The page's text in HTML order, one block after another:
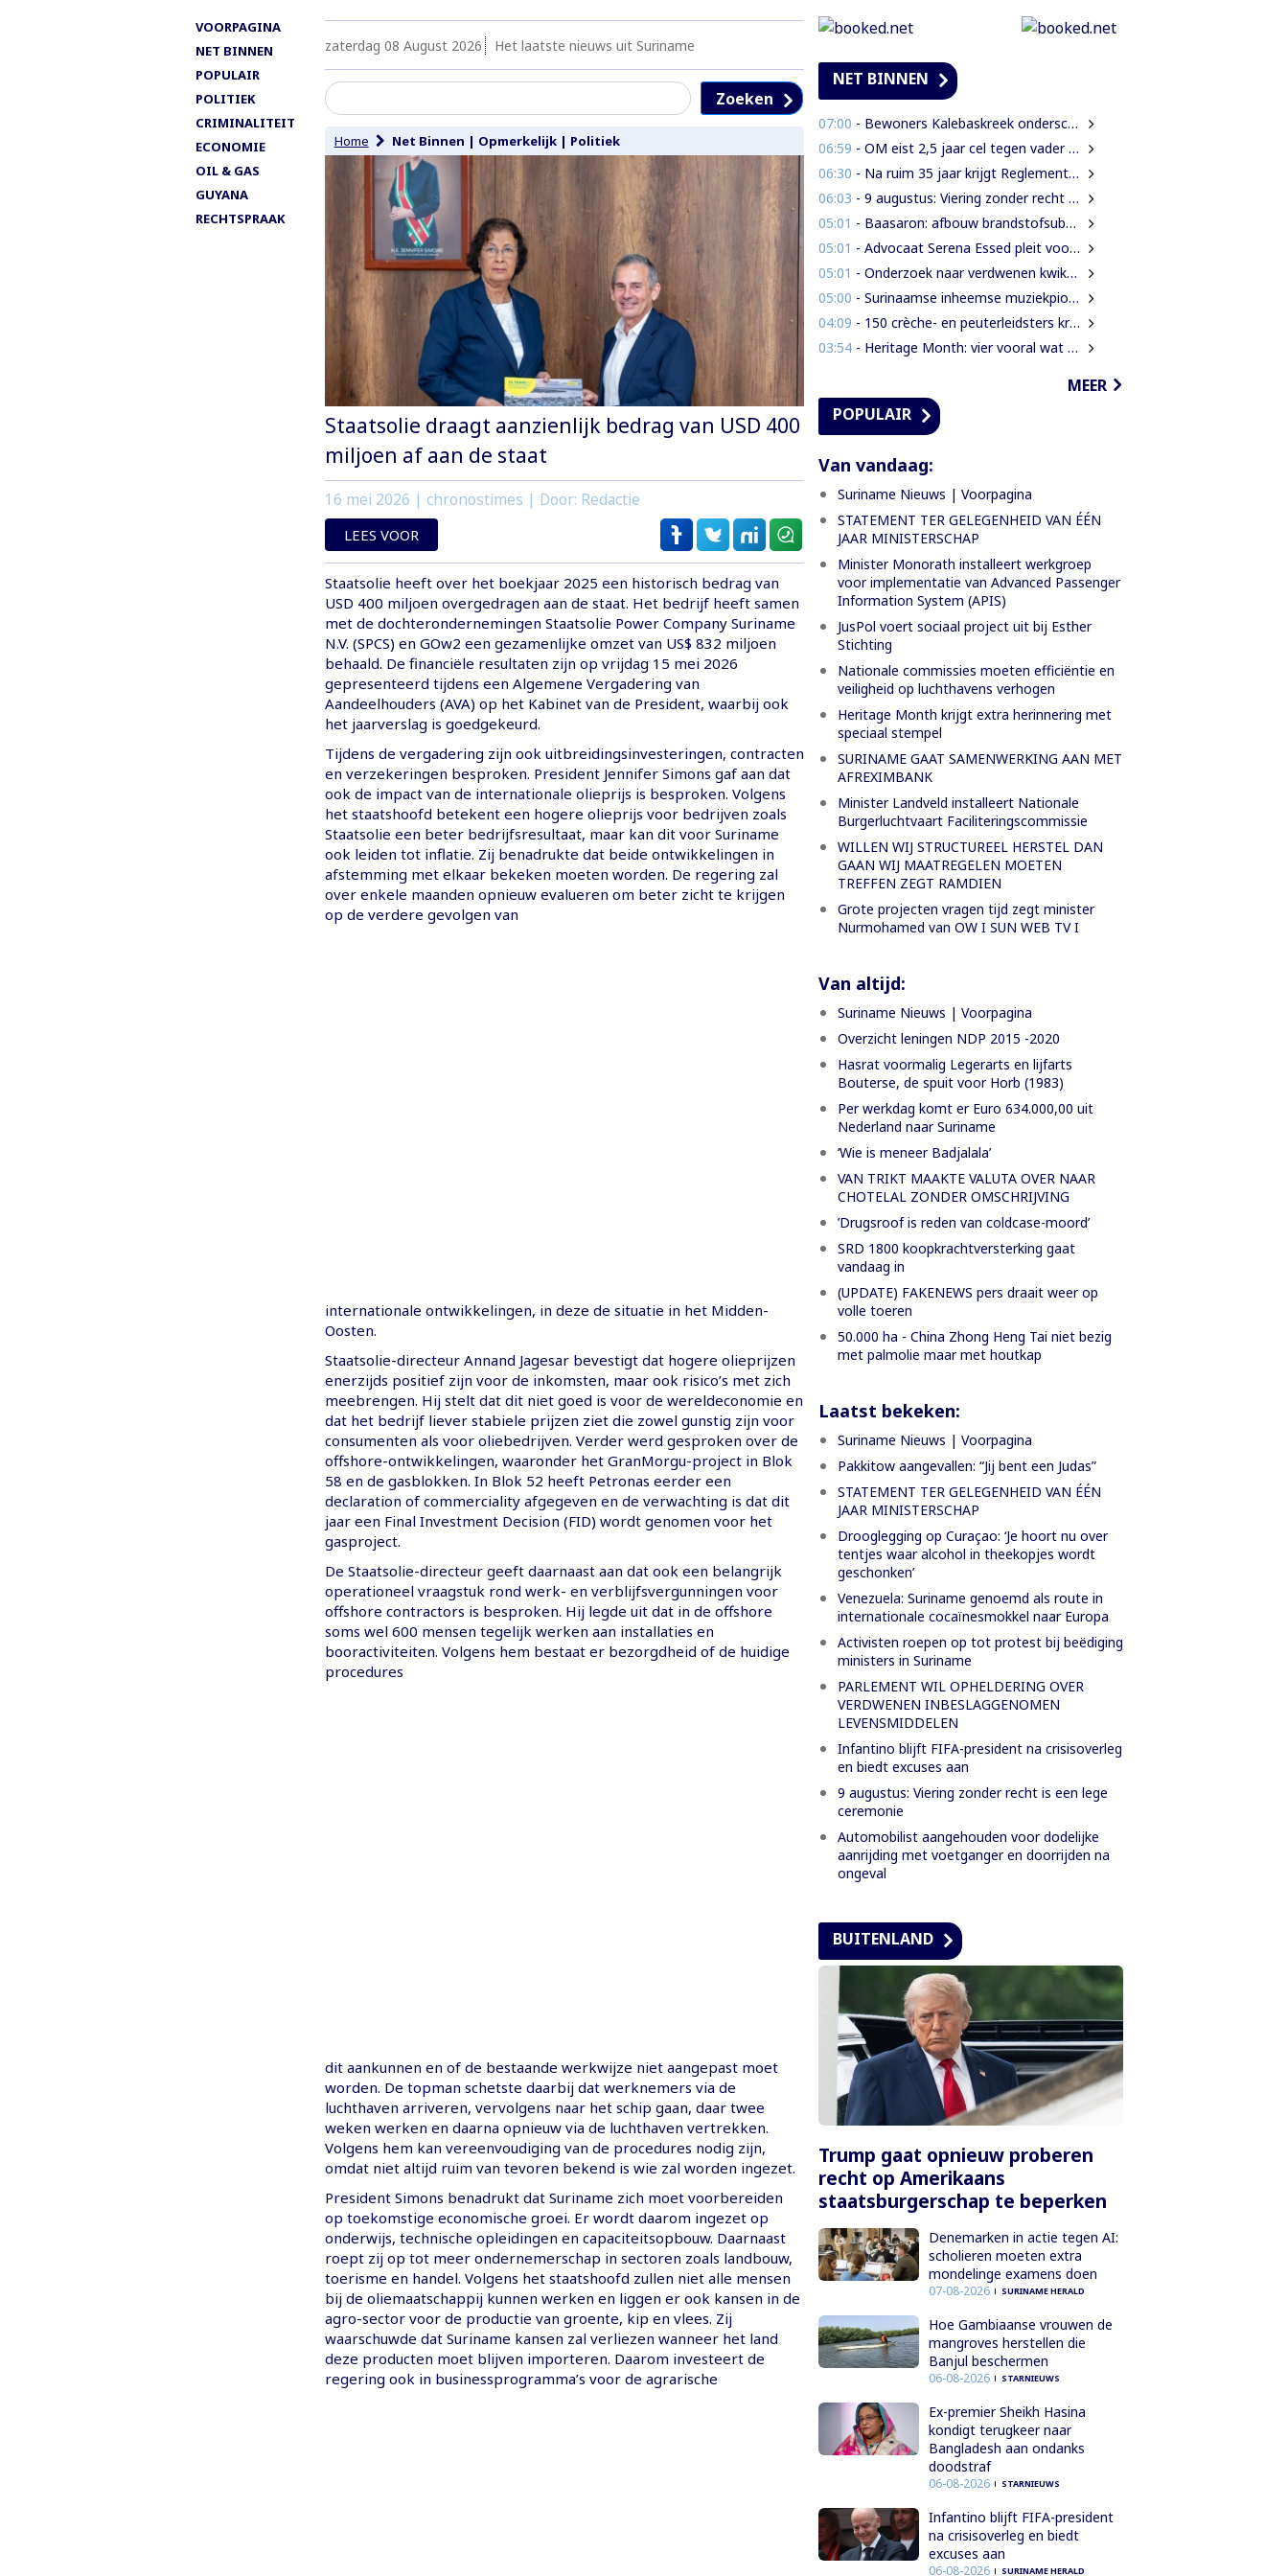
VOORPAGINA
NET BINNEN
POPULAIR
POLITIEK
CRIMINALITEIT
ECONOMIE
OIL & GAS
GUYANA
RECHTSPRAAK
zaterdag 08 August 2026 Het laatste nieuws uit Suriname
Zoeken
Home Net Binnen | Opmerkelijk| Politiek
Staatsolie draagt aanzienlijk bedrag van USD 400
miljoen af aan de staat
16 mei 2026 | chronostimes | Door: Redactie
LEES VOOR
Staatsolie heeft over het boekjaar 2025 een historisch bedrag van
USD 400 miljoen overgedragen aan de staat. Het bedrijf heeft samen
met de dochterondernemingen Staatsolie Power Company Suriname
N.V. (SPCS) en GOw2 een gezamenlijke omzet van US$ 832 miljoen
behaald. De financiële resultaten zijn op vrijdag 15 mei 2026
gepresenteerd tijdens een Algemene Vergadering van
Aandeelhouders (AVA) op het Kabinet van de President, waarbij ook
het jaarverslag is goedgekeurd.
Tijdens de vergadering zijn ook uitbreidingsinvesteringen, contracten
en verzekeringen besproken. President Jennifer Simons gaf aan dat
ook de impact van de internationale olieprijs is besproken. Volgens
het staatshoofd betekent een hogere olieprijs voor bedrijven zoals
Staatsolie een beter bedrijfsresultaat, maar kan dit voor Suriname
ook leiden tot inflatie. Zij benadrukte dat beide ontwikkelingen in
afstemming met elkaar bekeken moeten worden. De regering zal
over enkele maanden opnieuw evalueren om beter zicht te krijgen
op de verdere gevolgen van
internationale ontwikkelingen, in deze de situatie in het Midden-
Oosten.
Staatsolie-directeur Annand Jagesar bevestigt dat hogere olieprijzen
enerzijds positief zijn voor de inkomsten, maar ook risico’s met zich
meebrengen. Hij stelt dat dit niet goed is voor de wereldeconomie en
dat het bedrijf liever stabiele prijzen ziet die zowel gunstig zijn voor
consumenten als voor oliebedrijven. Verder werd gesproken over de
offshore-ontwikkelingen, waaronder het GranMorgu-project in Blok
58 en de gasblokken. In Blok 52 heeft Petronas eerder een
declaration of commerciality afgegeven en de verwachting is dat dit
jaar een Final Investment Decision (FID) wordt genomen voor het
gasproject.
De Staatsolie-directeur geeft daarnaast aan dat ook een belangrijk
operationeel vraagstuk rond werk- en verblijfsvergunningen voor
offshore contractors is besproken. Hij legde uit dat in de offshore
soms wel 600 mensen tegelijk werken aan installaties en
booractiviteiten. Volgens hem bestaat er bezorgdheid of de huidige
procedures
dit aankunnen en of de bestaande werkwijze niet aangepast moet
worden. De topman schetste daarbij dat werknemers via de
luchthaven arriveren, vervolgens naar het schip gaan, daar twee
weken werken en daarna opnieuw via de luchthaven vertrekken.
Volgens hem kan vereenvoudiging van de procedures nodig zijn,
omdat niet altijd ruim van tevoren bekend is wie zal worden ingezet.
President Simons benadrukt dat Suriname zich moet voorbereiden
op toekomstige economische groei. Er wordt daarom ingezet op
onderwijs, technische opleidingen en capaciteitsopbouw. Daarnaast
roept zij op tot meer ondernemerschap in sectoren zoals landbouw,
toerisme en handel. Volgens het staatshoofd zullen niet alle mensen
bij de oliemaatschappij kunnen werken en liggen er ook kansen in de
agro-sector voor de productie van groente, kip en vlees. Zij
waarschuwde dat Suriname kansen zal verliezen wanneer het land
deze producten moet blijven importeren. Daarom investeert de
regering ook in businessprogramma’s voor de agrarische
NET BINNEN
07:00 - Bewoners Kalebaskreek onderscheppen buitenlanders met illegaal geweer en communicatieapparatuur
06:59 - OM eist 2,5 jaar cel tegen vader voor mishandeling en verwaarlozing van gezin
06:30 - Na ruim 35 jaar krijgt Reglement van Orde DNA grondige herziening
06:03 - 9 augustus: Viering zonder recht is een lege ceremonie
05:01 - Baasaron: afbouw brandstofsubsidie op termijn onvermijdelijk
05:01 - Advocaat Serena Essed pleit voor derde beroepsinstantie onder gezag van CCJ
05:01 - Onderzoek naar verdwenen kwik nog altijd zonder resultaat
05:00 - Surinaamse inheemse muziekpionier Kariñha Basi krijgt oeuvreprijs in Rotterdam
04:09 - 150 crèche- en peuterleidsters krijgen training in verkeerseducatie
03:54- Heritage Month: vier vooral wat jij bent?
MEER
POPULAIR
Van vandaag:
Suriname Nieuws | Voorpagina
STATEMENT TER GELEGENHEID VAN ÉÉN
JAAR MINISTERSCHAP
Minister Monorath installeert werkgroep
voor implementatie van Advanced Passenger
Information System (APIS)
JusPol voert sociaal project uit bij Esther
Stichting
Nationale commissies moeten efficiëntie en
veiligheid op luchthavens verhogen
Heritage Month krijgt extra herinnering met
speciaal stempel
SURINAME GAAT SAMENWERKING AAN MET
AFREXIMBANK
Minister Landveld installeert Nationale
Burgerluchtvaart Faciliteringscommissie
WILLEN WIJ STRUCTUREEL HERSTEL DAN
GAAN WIJ MAATREGELEN MOETEN
TREFFEN ZEGT RAMDIEN
Grote projecten vragen tijd zegt minister
Nurmohamed van OW I SUN WEB TV I
Van altijd:
Suriname Nieuws | Voorpagina
Overzicht leningen NDP 2015 -2020
Hasrat voormalig Legerarts en lijfarts
Bouterse, de spuit voor Horb (1983)
Per werkdag komt er Euro 634.000,00 uit
Nederland naar Suriname
‘Wie is meneer Badjalala’
VAN TRIKT MAAKTE VALUTA OVER NAAR
CHOTELAL ZONDER OMSCHRIJVING
’Drugsroof is reden van coldcase-moord’
SRD 1800 koopkrachtversterking gaat
vandaag in
(UPDATE) FAKENEWS pers draait weer op
volle toeren
50.000 ha - China Zhong Heng Tai niet bezig
met palmolie maar met houtkap
Laatst bekeken:
Suriname Nieuws | Voorpagina
Pakkitow aangevallen: “Jij bent een Judas”
STATEMENT TER GELEGENHEID VAN ÉÉN
JAAR MINISTERSCHAP
Drooglegging op Curaçao: ‘Je hoort nu over
tentjes waar alcohol in theekopjes wordt
geschonken’
Venezuela: Suriname genoemd als route in
internationale cocaïnesmokkel naar Europa
Activisten roepen op tot protest bij beëdiging
ministers in Suriname
PARLEMENT WIL OPHELDERING OVER
VERDWENEN INBESLAGGENOMEN
LEVENSMIDDELEN
Infantino blijft FIFA-president na crisisoverleg
en biedt excuses aan
9 augustus: Viering zonder recht is een lege
ceremonie
Automobilist aangehouden voor dodelijke
aanrijding met voetganger en doorrijden na
ongeval
BUITENLAND
Trump gaat opnieuw proberen
recht op Amerikaans
staatsburgerschap te beperken
Denemarken in actie tegen AI:
scholieren moeten extra
mondelinge examens doen
07-08-2026 SURINAME HERALD
Hoe Gambiaanse vrouwen de
mangroves herstellen die
Banjul beschermen
06-08-2026 STARNIEUWS
Ex-premier Sheikh Hasina
kondigt terugkeer naar
Bangladesh aan ondanks
doodstraf
06-08-2026 STARNIEUWS
Infantino blijft FIFA-president
na crisisoverleg en biedt
excuses aan
06-08-2026 SURINAME HERALD